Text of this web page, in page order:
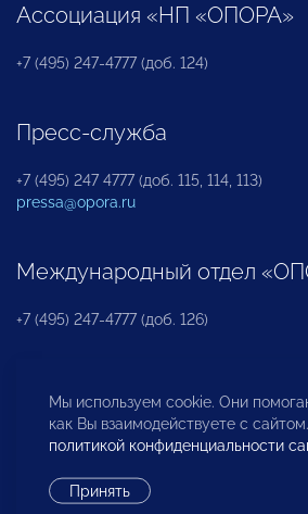
Ассоциация «НП «ОПОРА»
+7 (495) 247-4777 (доб. 124)
Пресс-служба
+7 (495) 247 4777 (доб. 115, 114, 113)
pressa@opora.ru
Международный отдел
+7 (495) 247-4777 (доб. 126)
Бюро по защите прав
инвесторов
Мы используем cookie. Они
как Вы взаимодействуете с
политикой конфиденциальности
Принять